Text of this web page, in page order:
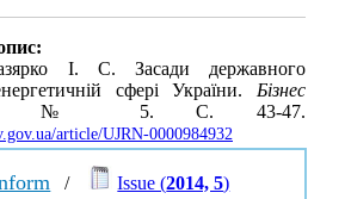
І. С. Засади державного
сфері України. Бізнес
№ 5. С. 43-47.
article/UJRN-0000984932
/ Issue (2014, 5)